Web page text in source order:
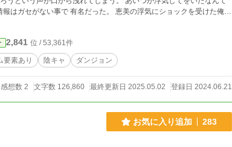
が流れただろう
ると、そこには美し
伐に 見事成功し、女神様からの恩恵...『勇者』の力を保持したまま
2,841 位 / 53,361件
要素あり 陰キャ ダンジョン
感想数 2 文字数 126,860 最終更新日 2025.05.02 登録日 2024.06.21
お気に入り追加 283